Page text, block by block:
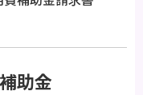
助金